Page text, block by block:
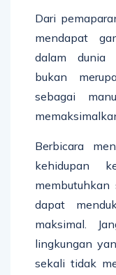
Dari
mendapat
dalam dunia
bukan
sebagai
Berbicara
kehidupan
dapat
maksimal.
lingkungan
sekali tidak